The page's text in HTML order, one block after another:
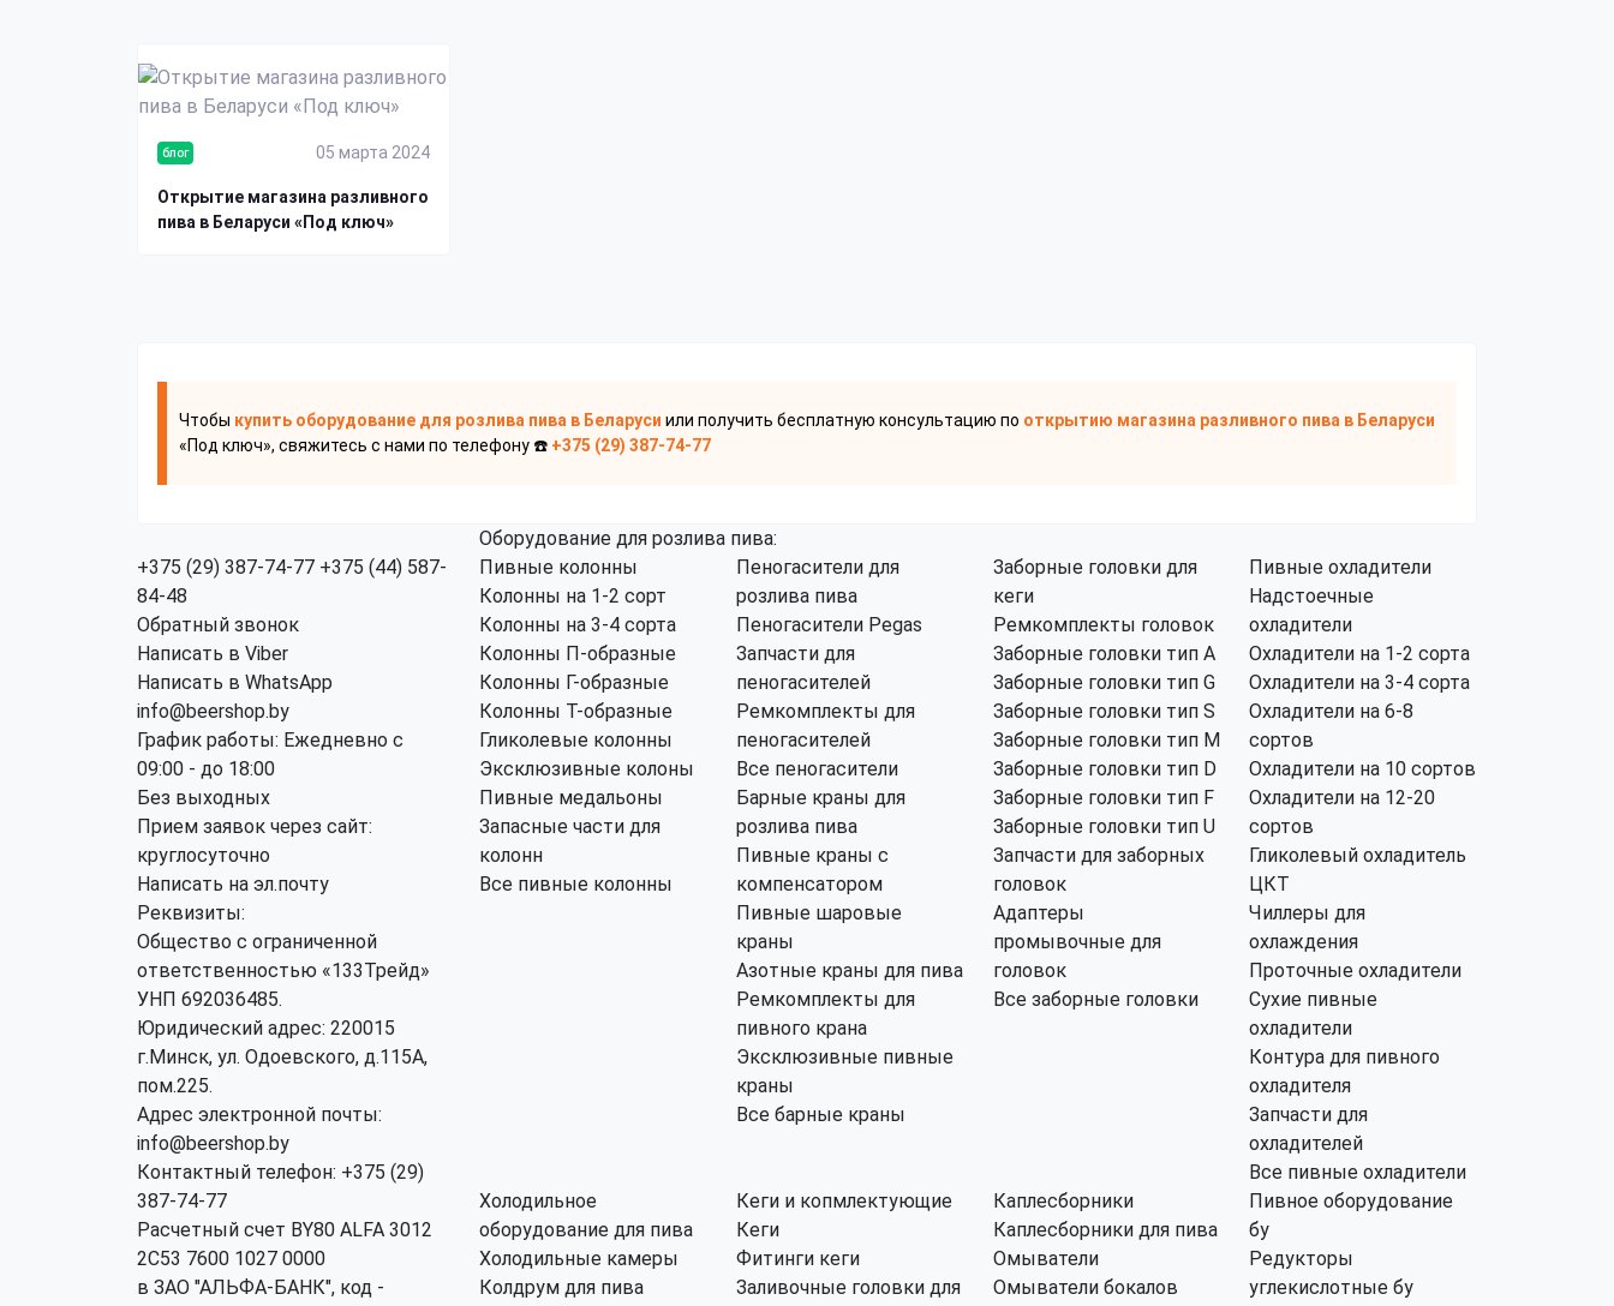
блог 05 марта 2024
Открытие магазина разливного
пива в Беларуси «Под ключ»
Чтобы купить оборудование для розлива пива в Беларуси или получить бесплатную консультацию по открытию магазина разливного пива в Беларуси
«Под ключ», свяжитесь с нами по телефону ☎️ +375 (29) 387-74-77
+375 (29) 387-74-77 +375 (44) 587-
84-48
Обратный звонок
Написать в Viber
Написать в WhatsApp
info@beershop.by
График работы: Ежедневно с
09:00 - до 18:00
Без выходных
Прием заявок через сайт:
круглосуточно
Написать на эл.почту
Реквизиты:
Общество с ограниченной
ответственностью «133Трейд»
УНП 692036485​.
Юридический адрес: 220015
г.Минск, ул. Одоевского, д.115А,
пом.225.
Адрес электронной почты:
info@beershop.by
Контактный телефон: +375 (29)
387-74-77
Расчетный счет BY80 ALFA 3012
2C53 7600 1027 0000
в ЗАО "АЛЬФА-БАНК", код -
Оборудование для розлива пива:
Пивные колонны
Колонны на 1-2 сорт
Колонны на 3-4 сорта
Колонны П-образные
Колонны Г-образные
Колонны Т-образные
Гликолевые колонны
Эксклюзивные колоны
Пивные медальоны
Запасные части для
колонн
Все пивные колонны
Пеногасители для
розлива пива
Пеногасители Pegas
Запчасти для
пеногасителей
Ремкомплекты для
пеногасителей
Все пеногасители
Барные краны для
розлива пива
Пивные краны с
компенсатором
Пивные шаровые
краны
Азотные краны для пива
Ремкомплекты для
пивного крана
Эксклюзивные пивные
краны
Все барные краны
Заборные головки для
кеги
Ремкомплекты головок
Заборные головки тип А
Заборные головки тип G
Заборные головки тип S
Заборные головки тип M
Заборные головки тип D
Заборные головки тип F
Заборные головки тип U
Запчасти для заборных
головок
Адаптеры
промывочные для
головок
Все заборные головки
Пивные охладители
Надстоечные
охладители
Охладители на 1-2 сорта
Охладители на 3-4 сорта
Охладители на 6-8
сортов
Охладители на 10 сортов
Охладители на 12-20
сортов
Гликолевый охладитель
ЦКТ
Чиллеры для
охлаждения
Проточные охладители
Сухие пивные
охладители
Контура для пивного
охладителя
Запчасти для
охладителей
Все пивные охладители
Холодильное
оборудование для пива
Холодильные камеры
Колдрум для пива
Кеги и копмлектующие
Кеги
Фитинги кеги
Заливочные головки для
Каплесборники
Каплесборники для пива
Омыватели
Омыватели бокалов
Пивное оборудование
бу
Редукторы
углекислотные бу